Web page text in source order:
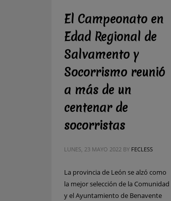
El Campeonato en
Edad Regional de
Salvamento y
Socorrismo reunió
a más de un
centenar de
socorristas
LUNES, 23 MAYO 2022 BY FECLESS
La provincia de León se alzó como
la mejor selección de la Comunidad
y el Ayuntamiento de Benavente